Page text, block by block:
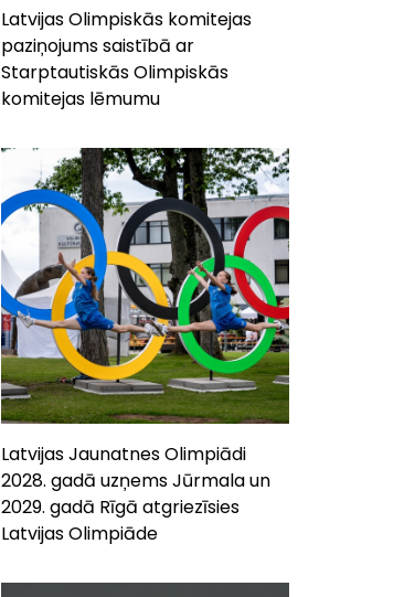
Latvijas Olimpiskās komitejas
paziņojums saistībā ar
Starptautiskās Olimpiskās
komitejas lēmumu
Latvijas Jaunatnes Olimpiādi
2028. gadā uzņems Jūrmala un
2029. gadā Rīgā atgriezīsies
Latvijas Olimpiāde